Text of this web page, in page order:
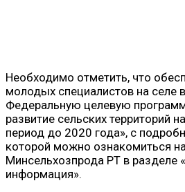
Необходимо отметить, что
молодых специалистов на селе
Федеральную целевую
развитие сельских территорий
период до 2020 года», с
которой можно ознакомиться
Минсельхозпрода РТ в разделе
информация».